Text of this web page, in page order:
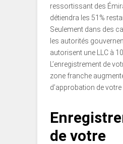
ressortissant des
détiendra les 51%
Seulement dans des
les autorités
autorisent une LLC à
L’enregistrement de
zone franche
d’approbation de votre
de votre